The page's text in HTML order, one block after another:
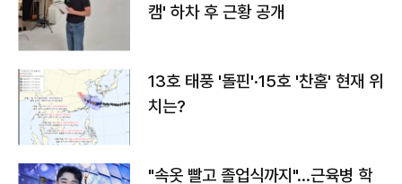
캠' 하차 후 근황 공개
13호 태풍 '돌핀'·15호 '찬홈' 현재 위
치는?
"속옷 빨고 졸업식까지"…근육병 학